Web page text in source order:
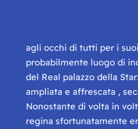
agli occhi di tutti per i
probabilmente luogo di
del Real palazzo della
ampliata e affrescata ,
Nonostante di volta in
regina sfortunatamente